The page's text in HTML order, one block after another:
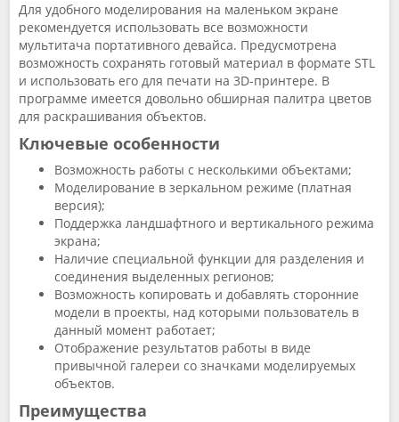
Для удобного моделирования на маленьком экране
рекомендуется использовать все возможности
мультитача портативного девайса. Предусмотрена
возможность сохранять готовый материал в формате STL
и использовать его для печати на 3D-принтере. В
программе имеется довольно обширная палитра цветов
для раскрашивания объектов.
Ключевые особенности
Возможность работы с несколькими объектами;
Моделирование в зеркальном режиме (платная
версия);
Поддержка ландшафтного и вертикального режима
экрана;
Наличие специальной функции для разделения и
соединения выделенных регионов;
Возможность копировать и добавлять сторонние
модели в проекты, над которыми пользователь в
данный момент работает;
Отображение результатов работы в виде
привычной галереи со значками моделируемых
объектов.
Преимущества